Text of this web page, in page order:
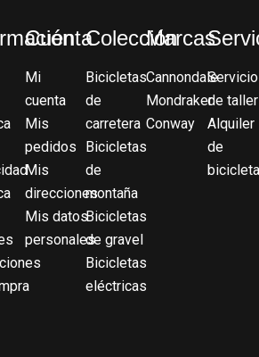
Cuenta
Mi
cuenta
Mis
pedidos
Mis
direcciones
Mis datos
personales
Colección
Bicicletas
de
carretera
Bicicletas
de
montaña
Bicicletas
de gravel
Bicicletas
eléctricas
Marcas
Cannondale
Mondraker
Conway
Servicio
de taller
Alquiler
de